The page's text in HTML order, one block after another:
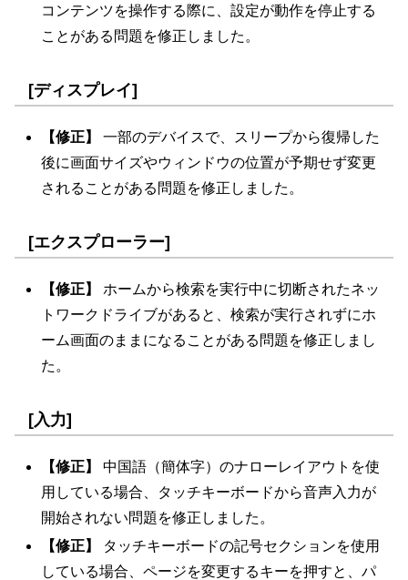
コンテンツを操作する際に、設定が動作を停止する
ことがある問題を修正しました。
[ディスプレイ]
【修正】
一部のデバイスで、スリープから復帰した
後に画面サイズやウィンドウの位置が予期せず変更
されることがある問題を修正しました。
[エクスプローラー]
【修正】
ホームから検索を実行中に切断されたネッ
トワークドライブがあると、検索が実行されずにホ
ーム画面のままになることがある問題を修正しまし
た。
[入力]
【修正】
中国語（簡体字）のナローレイアウトを使
用している場合、タッチキーボードから音声入力が
開始されない問題を修正しました。
【修正】
タッチキーボードの記号セクションを使用
している場合、ページを変更するキーを押すと、パ